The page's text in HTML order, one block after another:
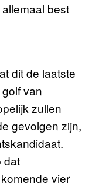
best
dit de laatste
van
zullen
gevolgen zijn,
dat
vier